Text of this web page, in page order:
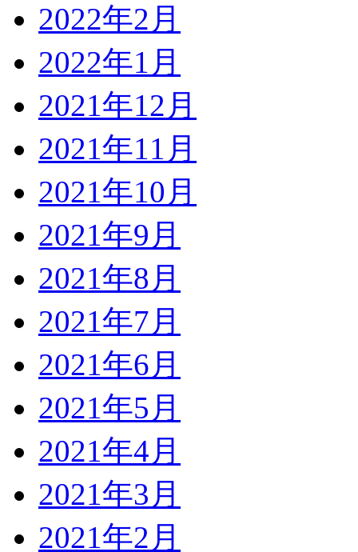
2022年2月
2022年1月
2021年12月
2021年11月
2021年10月
2021年9月
2021年8月
2021年7月
2021年6月
2021年5月
2021年4月
2021年3月
2021年2月